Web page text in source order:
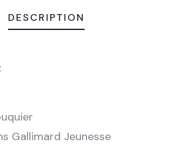
DESCRIPTION
Gallimard Jeunesse